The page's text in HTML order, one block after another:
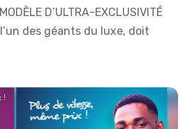
D’ULTRA-EXCLUSIVITÉ
l’un des géants du luxe, doit